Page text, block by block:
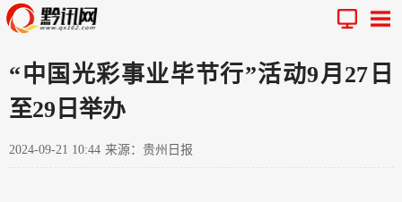
“中国光彩事业毕节行”活动9月27日
至29日举办
2024-09-21 10:44 来源：贵州日报